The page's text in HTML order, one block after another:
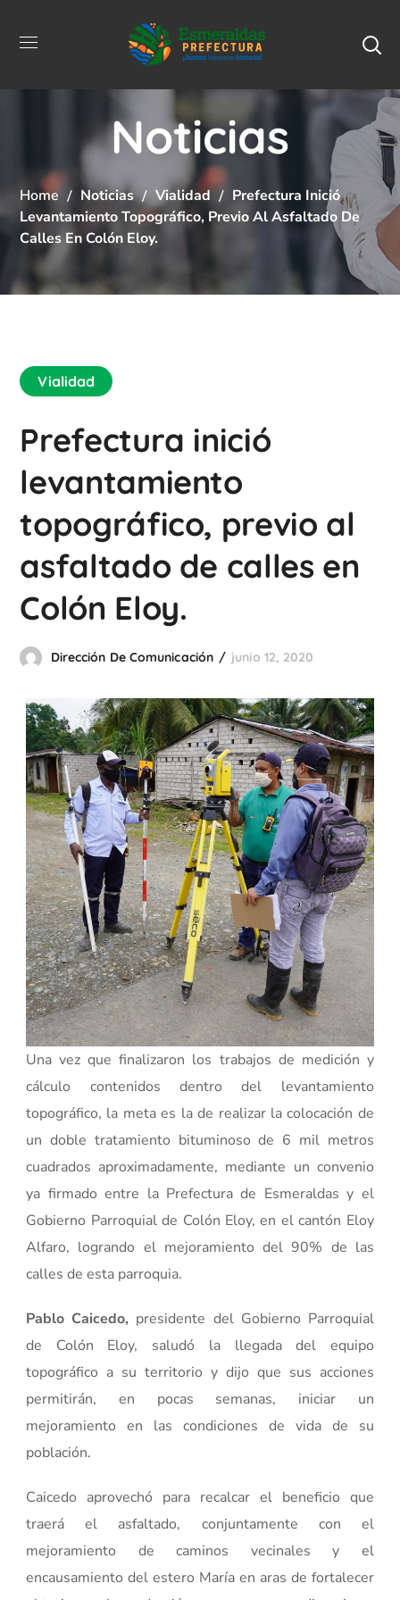
Noticias
Home Noticias Vialidad
Prefectura Inició
Levantamiento Topográfico, Previo Al Asfaltado De
Calles En Colón Eloy.
Vialidad
Prefectura inició
levantamiento
topográfico, previo al
asfaltado de calles en
Colón Eloy.
Dirección De Comunicación junio 12, 2020
Una vez que finalizaron los trabajos de medición y
cálculo contenidos dentro del levantamiento
topográfico, la meta es la de realizar la colocación de
un doble tratamiento bituminoso de 6 mil metros
cuadrados aproximadamente, mediante un convenio
ya firmado entre la Prefectura de Esmeraldas y el
Gobierno Parroquial de Colón Eloy, en el cantón Eloy
Alfaro, logrando el mejoramiento del 90% de las
calles de esta parroquia.
Pablo Caicedo, presidente del Gobierno Parroquial
de Colón Eloy, saludó la llegada del equipo
topográfico a su territorio y dijo que sus acciones
permitirán, en pocas semanas, iniciar un
mejoramiento en las condiciones de vida de su
población.
Caicedo aprovechó para recalcar el beneficio que
traerá el asfaltado, conjuntamente con el
mejoramiento de caminos vecinales y el
encausamiento del estero María en aras de fortalecer